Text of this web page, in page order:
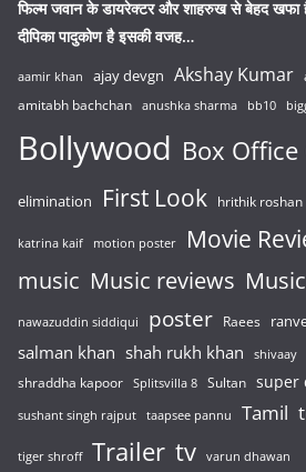
फिल्म जवान के डायरेक्टर और शाहरुख से बेहद खफा हैं
दीपिका पादुकोण है इसकी वजह…
aamir khan ajay devgn Akshay Kumar
amitabh bachchan anushka sharma bb10
Bollywood Box
elimination First Look hrithik roshan
katrina kaif motion poster Movie
music Music reviews
nawazuddin siddiqui poster Raees
salman khan shah rukh khan shivaay
shraddha kapoor Splitsvilla 8 Sultan super
sushant singh rajput taapsee pannu Tamil
tiger shroff Trailer tv varun dhawan